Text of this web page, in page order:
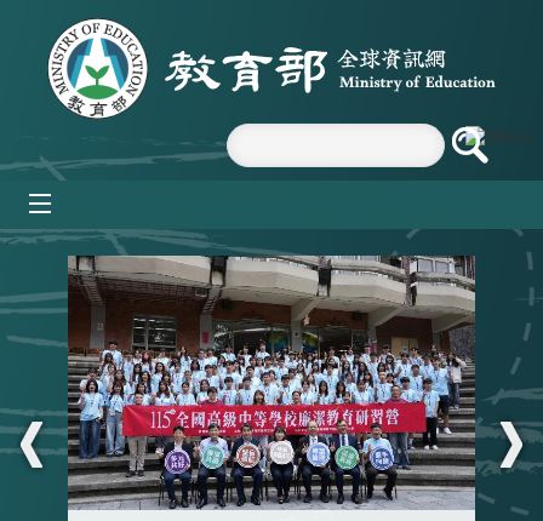
跳到主要內容區塊
:::